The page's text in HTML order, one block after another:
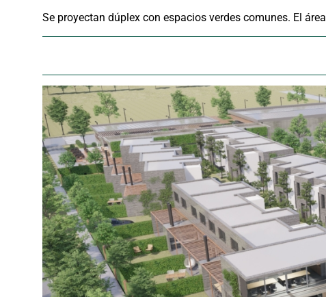
Se proyectan dúplex con espacios verdes comunes. El